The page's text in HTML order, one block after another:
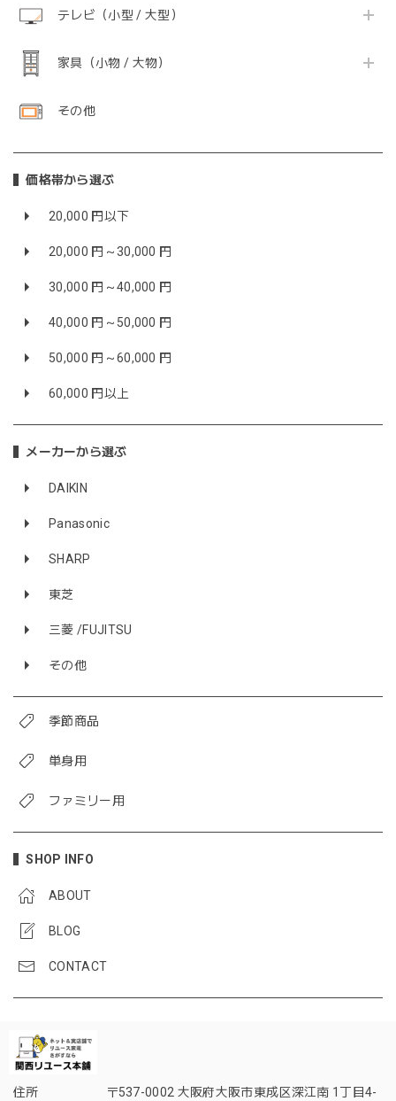
テレビ（小型 / 大型）
家具（小物 / 大物）
その他
価格帯から選ぶ
20,000 円以下
20,000 円～30,000 円
30,000 円～40,000 円
40,000 円～50,000 円
50,000 円～60,000 円
60,000 円以上
メーカーから選ぶ
DAIKIN
Panasonic
SHARP
東芝
三菱 /FUJITSU
その他
季節商品
単身用
ファミリー用
SHOP INFO
ABOUT
BLOG
CONTACT
住所
〒537-0002 大阪府大阪市東成区深江南 1丁目4-